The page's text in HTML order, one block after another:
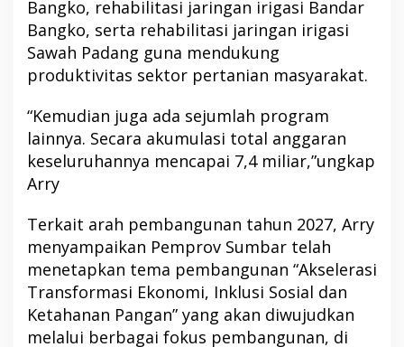
Bangko, rehabilitasi jaringan irigasi Bandar
Bangko, serta rehabilitasi jaringan irigasi
Sawah Padang guna mendukung
produktivitas sektor pertanian masyarakat.
“Kemudian juga ada sejumlah program
lainnya. Secara akumulasi total anggaran
keseluruhannya mencapai 7,4 miliar,”ungkap
Arry
Terkait arah pembangunan tahun 2027, Arry
menyampaikan Pemprov Sumbar telah
menetapkan tema pembangunan “Akselerasi
Transformasi Ekonomi, Inklusi Sosial dan
Ketahanan Pangan” yang akan diwujudkan
melalui berbagai fokus pembangunan, di